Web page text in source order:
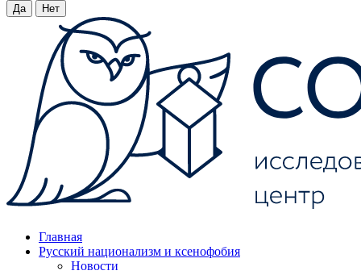
Да Нет
Главная
Русский национализм и ксенофобия
Новости